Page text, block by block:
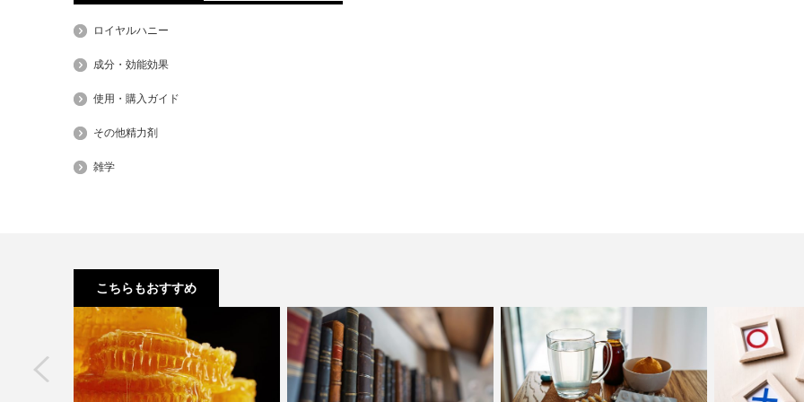
ロイヤルハニー
成分・効能効果
使用・購入ガイド
その他精力剤
雑学
こちらもおすすめ